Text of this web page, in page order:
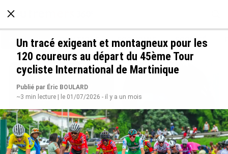
À LA UNE POLITIQUE ECONOMIE SOCIÉTÉ
Un tracé exigeant et montagneux pour les
120 coureurs au départ du 45ème Tour
cycliste International de Martinique
Publié par Éric BOULARD
~3 min lecture | le 01/07/2026 - il y a un mois